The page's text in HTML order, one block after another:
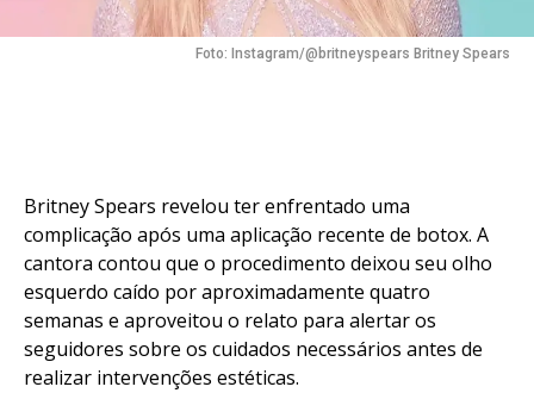
Foto: Instagram/@britneyspears Britney Spears
Britney Spears revelou ter enfrentado uma
complicação após uma aplicação recente de botox. A
cantora contou que o procedimento deixou seu olho
esquerdo caído por aproximadamente quatro
semanas e aproveitou o relato para alertar os
seguidores sobre os cuidados necessários antes de
realizar intervenções estéticas.